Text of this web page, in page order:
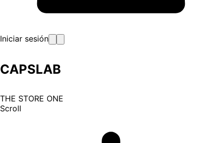
Iniciar sesión
CAPSLAB
THE STORE ONE
Scroll